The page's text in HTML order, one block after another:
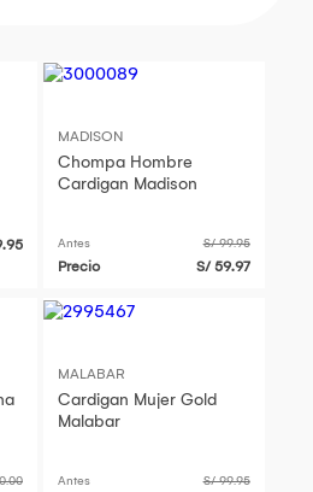
MADISON
Chompa Hombre
Cardigan Madison
Antes S/ 99.95
Precio S/ 59.97
MALABAR
Cardigan Mujer Gold
Malabar
Antes S/ 99.95